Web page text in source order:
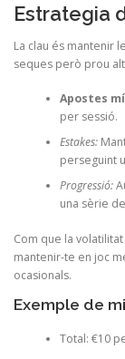
Estrategia
La clau és mantenir
seques però prou
Apostes
per sessió.
Estakes:
perseguint
Progressió:
una sèrie
Com que la
mantenir-te en joc
ocasionals.
Exemple de
Total: €10